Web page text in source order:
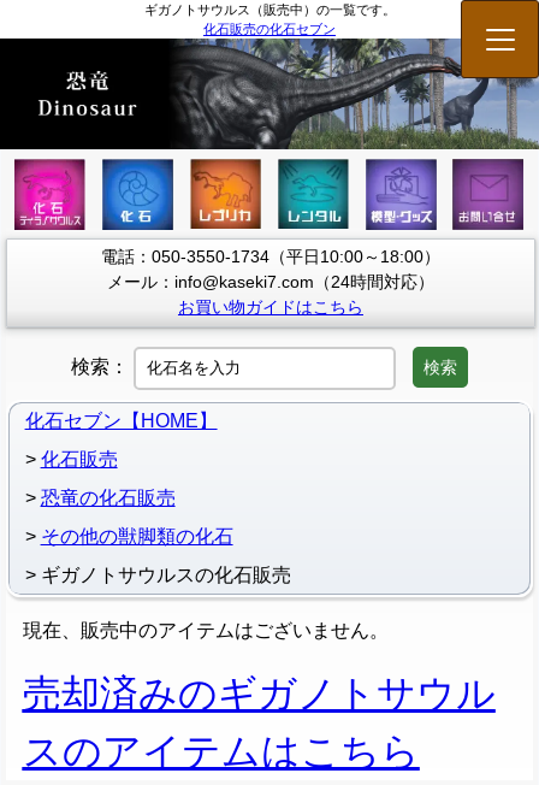
ギガノトサウルス（販売中）の一覧です。
化石販売の化石セブン
メ
電話：050-3550-1734（平日10:00～18:00）
メール：info@kaseki7.com（24時間対応）
お買い物ガイドはこちら
検索： 検索
化石セブン【HOME】
化石販売
恐竜の化石販売
その他の獣脚類の化石
ギガノトサウルスの化石販売
現在、販売中のアイテムはございません。
売却済みのギガノトサウル
スのアイテムはこちら